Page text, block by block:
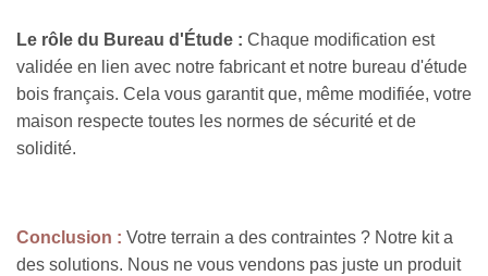
Le rôle du Bureau d'Étude : Chaque modification est
validée en lien avec notre fabricant et notre bureau d'étude
bois français. Cela vous garantit que, même modifiée, votre
maison respecte toutes les normes de sécurité et de
solidité.
Conclusion : Votre terrain a des contraintes ? Notre kit a
des solutions. Nous ne vous vendons pas juste un produit